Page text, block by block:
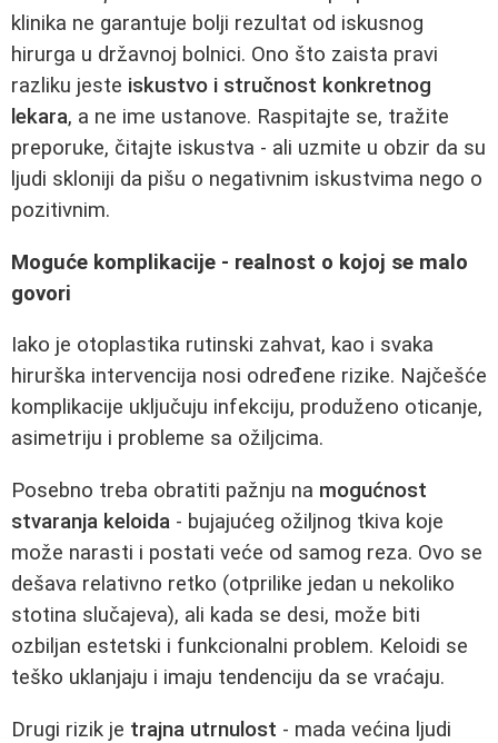
klinika ne garantuje bolji rezultat od iskusnog
hirurga u državnoj bolnici. Ono što zaista pravi
razliku jeste iskustvo i stručnost konkretnog
lekara, a ne ime ustanove. Raspitajte se, tražite
preporuke, čitajte iskustva - ali uzmite u obzir da su
ljudi skloniji da pišu o negativnim iskustvima nego o
pozitivnim.
Moguće komplikacije - realnost o kojoj se malo
govori
Iako je otoplastika rutinski zahvat, kao i svaka
hirurška intervencija nosi određene rizike. Najčešće
komplikacije uključuju infekciju, produženo oticanje,
asimetriju i probleme sa ožiljcima.
Posebno treba obratiti pažnju na mogućnost
stvaranja keloida - bujajućeg ožiljnog tkiva koje
može narasti i postati veće od samog reza. Ovo se
dešava relativno retko (otprilike jedan u nekoliko
stotina slučajeva), ali kada se desi, može biti
ozbiljan estetski i funkcionalni problem. Keloidi se
teško uklanjaju i imaju tendenciju da se vraćaju.
Drugi rizik je trajna utrnulost - mada većina ljudi